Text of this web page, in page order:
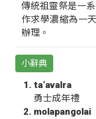
傳統祖靈祭是一
作求學濃縮為一
辦理。
小辭典
ta‘avalra
勇士成年禮
molapangolai